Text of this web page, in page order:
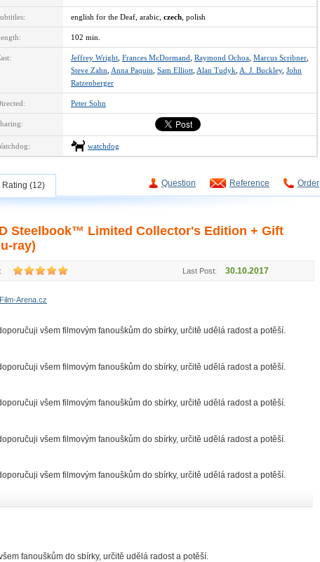
english for the Deaf, arabic, czech , polish
102 min.
Jeffrey Wright Frances McDormand Raymond Ochoa Marcus Scribner
Steve Zahn Anna Paquin Sam Elliott Alan Tudyk A. J. Buckley, John
Ratzenberger
Peter Sohn
watchdog
Question Reference Order
Rating (12)
Steelbook™ Limited Collector's Edition + Gift
ray)
Last Post: 30.10.2017
Film-Arena.cz
všem filmovým fanouškům do sbírky, určitě udělá radost a potěší.
všem filmovým fanouškům do sbírky, určitě udělá radost a potěší.
všem filmovým fanouškům do sbírky, určitě udělá radost a potěší.
všem filmovým fanouškům do sbírky, určitě udělá radost a potěší.
všem filmovým fanouškům do sbírky, určitě udělá radost a potěší.
fanouškům do sbírky, určitě udělá radost a potěší.